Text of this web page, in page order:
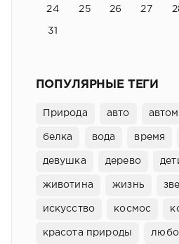
24 25 26 27
31
ПОПУЛЯРНЫЕ ТЕГИ
Природа авто
белка вода время
девушка дерево
животина жизнь
искусство космос
красота природы